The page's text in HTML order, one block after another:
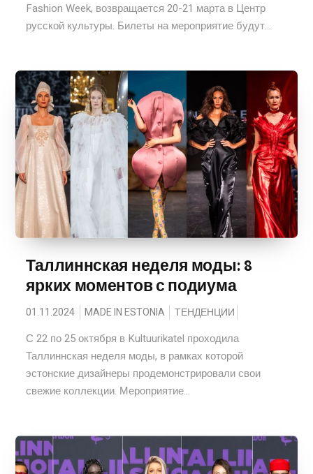
Fashion Week, возвращается 20-21 марта в Центр
русской культуры. Билеты на мероприятие будут...
Таллиннская неделя моды: 8
ярких моментов с подиума
01.11.2024 MADE IN ESTONIA ТЕНДЕНЦИИ
С 22 по 25 октября в Kultuurikatel проходила
Таллиннская неделя моды, в рамках которой
эстонские дизайнеры продемонстрировали свои
свежие коллекции. Мероприятие...